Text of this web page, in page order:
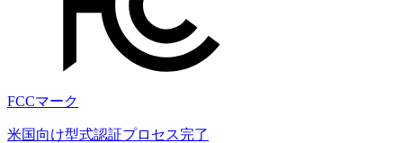
FCCマーク
米国向け型式認証プロセス完了